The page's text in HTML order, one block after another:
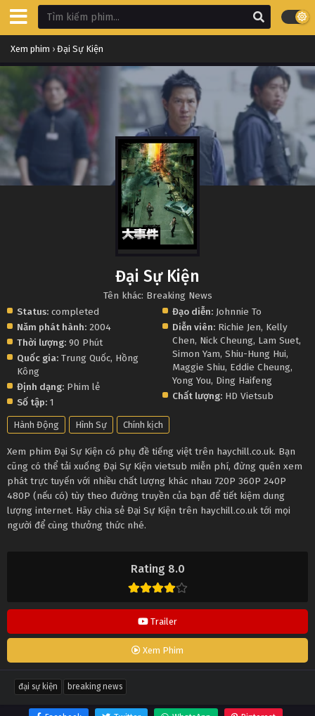
Xem phim › Đại Sự Kiện
Rating 8.0
Trailer
Xem Phim
Đại Sự Kiện
Tên khác: Breaking News
Status: completed
Năm phát hành: 2004
Thời lượng: 90 Phút
Quốc gia: Trung Quốc, Hồng
Kông
Định dạng: Phim lẻ
Số tập: 1
Đạo diễn: Johnnie To
Diễn viên: Richie Jen, Kelly
Chen, Nick Cheung, Lam Suet,
Simon Yam,Shiu-Hung Hui,
Maggie Shiu, Eddie Cheung,
Yong You, Ding Haifeng
Chất lượng: HD Vietsub
Hành Động Hình Sự Chính kịch
Xem phim Đại Sự Kiện có phụ đề tiếng việt trên haychill.co.uk. Bạn
cũng có thể tải xuống Đại Sự Kiện vietsub miễn phí, đừng quên xem
phát trực tuyến với nhiều chất lượng khác nhau 720P 360P 240P
480P (nếu có) tùy theo đường truyền của bạn để tiết kiệm dung
lượng internet. Hãy chia sẻ Đại Sự Kiện trên haychill.co.uk tới mọi
người để cùng thưởng thức nhé.
đại sự kiện breaking news